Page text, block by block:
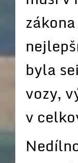
byla
vozy,
v